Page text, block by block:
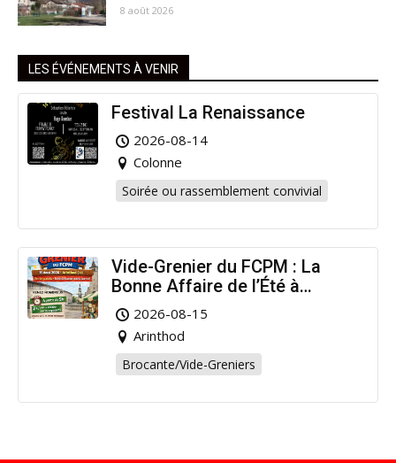
8 août 2026
LES ÉVÉNEMENTS À VENIR
Festival La Renaissance
2026-08-14
Colonne
Soirée ou rassemblement convivial
Vide-Grenier du FCPM : La
Bonne Affaire de l’Été à
Arinthod !
2026-08-15
Arinthod
Brocante/Vide-Greniers